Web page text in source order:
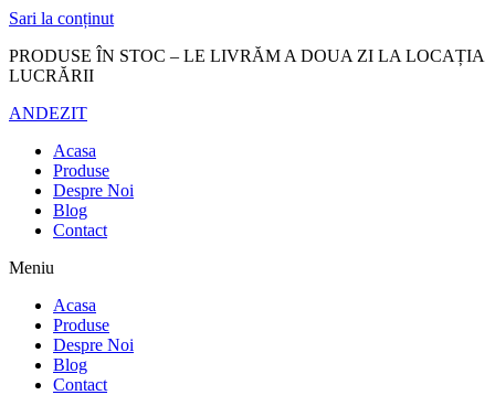
Sari la conținut
PRODUSE ÎN STOC – LE LIVRĂM A DOUA ZI LA LOCAȚIA
LUCRĂRII
ANDEZIT
Acasa
Produse
Despre Noi
Blog
Contact
Meniu
Acasa
Produse
Despre Noi
Blog
Contact